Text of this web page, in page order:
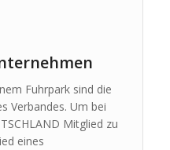
Fuhrpark sind die
Verbandes. Um bei
Mitglied zu
eines